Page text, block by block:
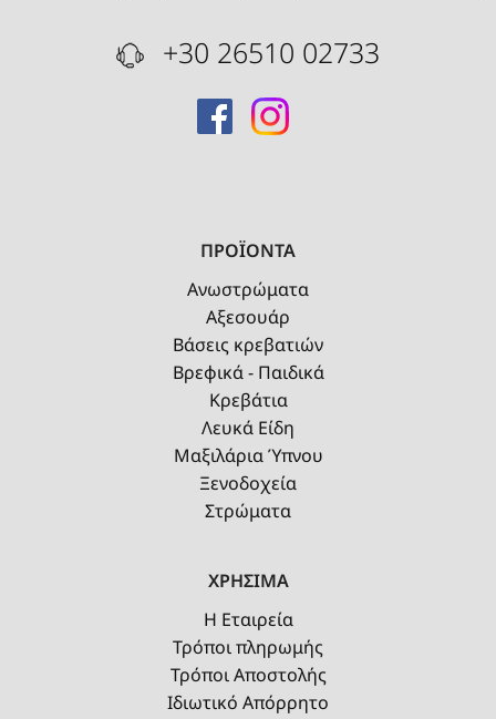
+30 26510 02733
ΠΡΟΪΟΝΤΑ
Ανωστρώματα
Αξεσουάρ
Βάσεις κρεβατιών
Βρεφικά - Παιδικά
Κρεβάτια
Λευκά Είδη
Μαξιλάρια Ύπνου
Ξενοδοχεία
Στρώματα
ΧΡΗΣΙΜΑ
Η Εταιρεία
Τρόποι πληρωμής
Τρόποι Αποστολής
Ιδιωτικό Απόρρητο